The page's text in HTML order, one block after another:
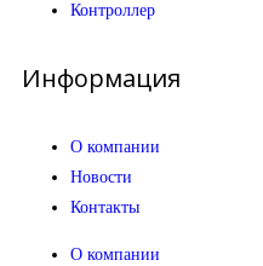
Контроллер
Информация
О компании
Новости
Контакты
О компании